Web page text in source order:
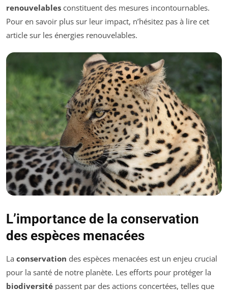
renouvelables constituent des mesures incontournables.
Pour en savoir plus sur leur impact, n’hésitez pas à lire cet
article sur les énergies renouvelables.
L’importance de la conservation
des espèces menacées
La conservation des espèces menacées est un enjeu crucial
pour la santé de notre planète. Les efforts pour protéger la
biodiversité passent par des actions concertées, telles que